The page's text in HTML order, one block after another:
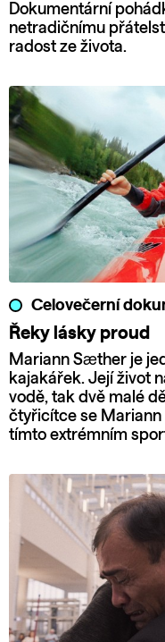
Dokumentární
netradičnímu
radost ze života.
Celovečerní
Řeky lásky proud
Mariann Sæther je
kajakářek. Její život
vodě, tak dvě malé
čtyřicítce se Mariann
tímto extrémním